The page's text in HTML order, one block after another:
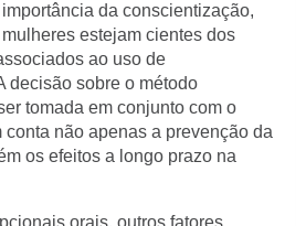
da conscientização,
estejam cientes dos
ao uso de
decisão sobre o método
tomada em conjunto com o
conta não apenas a prevenção da
os efeitos a longo prazo na
orais, outros fatores